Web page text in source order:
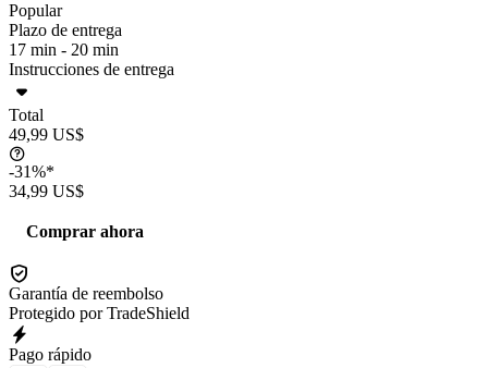
Popular
Plazo de entrega
17 min - 20 min
Instrucciones de entrega
Total
49,99 US$
-31%*
34,99 US$
Comprar ahora
Garantía de reembolso
Protegido por TradeShield
Pago rápido